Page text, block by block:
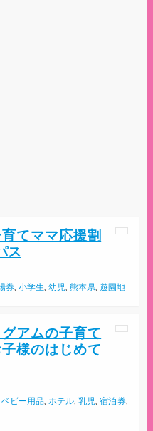
てママ応援割
ス
券, 小学生, 幼児, 熊本県, 遊園地
アムの子育て
様のはじめて
ベビー用品, ホテル, 乳児, 宿泊券,